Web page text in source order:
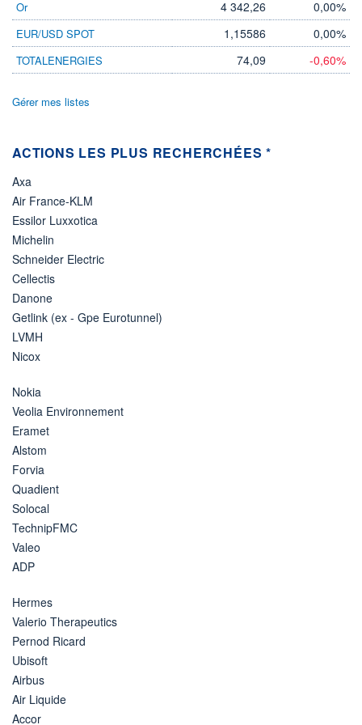
Non éligible
Boursobank
Or 4 342,26 0,00%
EUR/USD SPOT 1,15586 0,00%
TOTALENERGIES 74,09 -0,60%
Gérer mes listes
ACTIONS LES PLUS RECHERCHÉES *
Axa
Air France-KLM
Essilor Luxxotica
Michelin
Schneider Electric
Cellectis
Danone
Getlink (ex - Gpe Eurotunnel)
LVMH
Nicox
Nokia
Veolia Environnement
Eramet
Alstom
Forvia
Quadient
Solocal
TechnipFMC
Valeo
ADP
Hermes
Valerio Therapeutics
Pernod Ricard
Ubisoft
Airbus
Air Liquide
Accor